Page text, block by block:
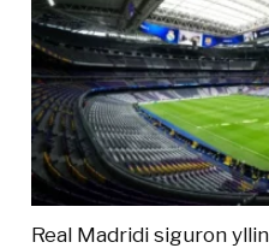
Real Madridi siguron